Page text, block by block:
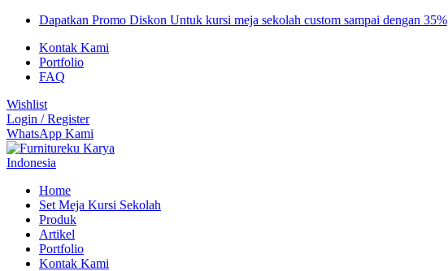
Dapatkan Promo Diskon Untuk kursi meja sekolah custom sampai dengan 35%
Kontak Kami
Portfolio
FAQ
Wishlist
Login / Register
WhatsApp Kami
Home
Set Meja Kursi Sekolah
Produk
Artikel
Portfolio
Kontak Kami